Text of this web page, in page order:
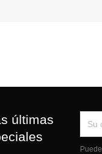
últimas